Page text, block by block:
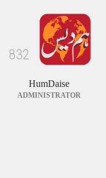
نے کام ادھورا چھوڑ دیا ' مسیحی زیر تعمیر
عبادت کرنے پر مجبور
August 3, 2026
2
3
8
HumDaise
ADMINISTRATOR